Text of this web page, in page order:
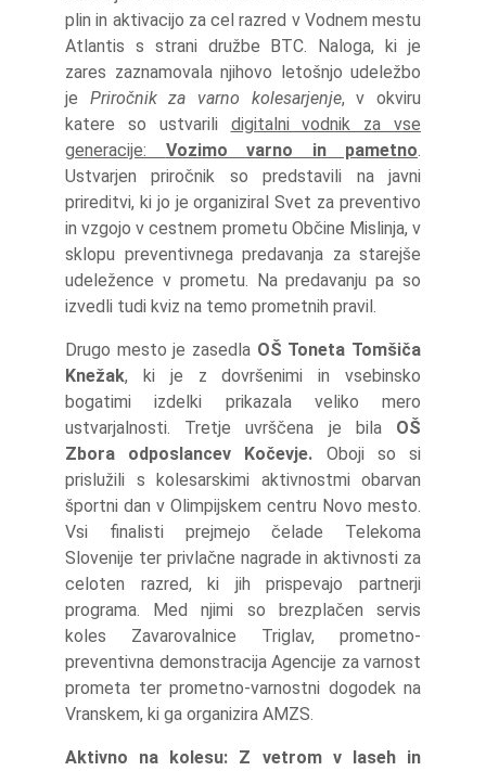
plin in aktivacijo za cel razred v Vodnem mestu
Atlantis s strani družbe BTC. Naloga, ki je
zares zaznamovala njihovo letošnjo udeležbo
je Priročnik za varno kolesarjenje, v okviru
katere so ustvarili digitalni vodnik za vse
generacije: Vozimo varno in pametno
Ustvarjen priročnik so predstavili na javni
prireditvi, ki jo je organiziral Svet za preventivo
in vzgojo v cestnem prometu Občine Mislinja, v
sklopu preventivnega predavanja za starejše
udeležence v prometu. Na predavanju pa so
izvedli tudi kviz na temo prometnih pravil.
Drugo mesto je zasedla OŠ Toneta Tomšiča
Knežak, ki je z dovršenimi in vsebinsko
bogatimi izdelki prikazala veliko mero
ustvarjalnosti. Tretje uvrščena je bila OŠ
Zbora odposlancev Kočevje. Oboji so si
prislužili s kolesarskimi aktivnostmi obarvan
športni dan v Olimpijskem centru Novo mesto.
Vsi finalisti prejmejo čelade Telekoma
Slovenije ter privlačne nagrade in aktivnosti za
celoten razred, ki jih prispevajo partnerji
programa. Med njimi so brezplačen servis
koles Zavarovalnice Triglav, prometno-
preventivna demonstracija Agencije za varnost
prometa ter prometno-varnostni dogodek na
Vranskem, ki ga organizira AMZS.
Aktivno na kolesu: Z vetrom v laseh in